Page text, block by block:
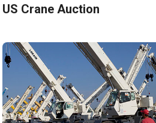
US Crane Auction